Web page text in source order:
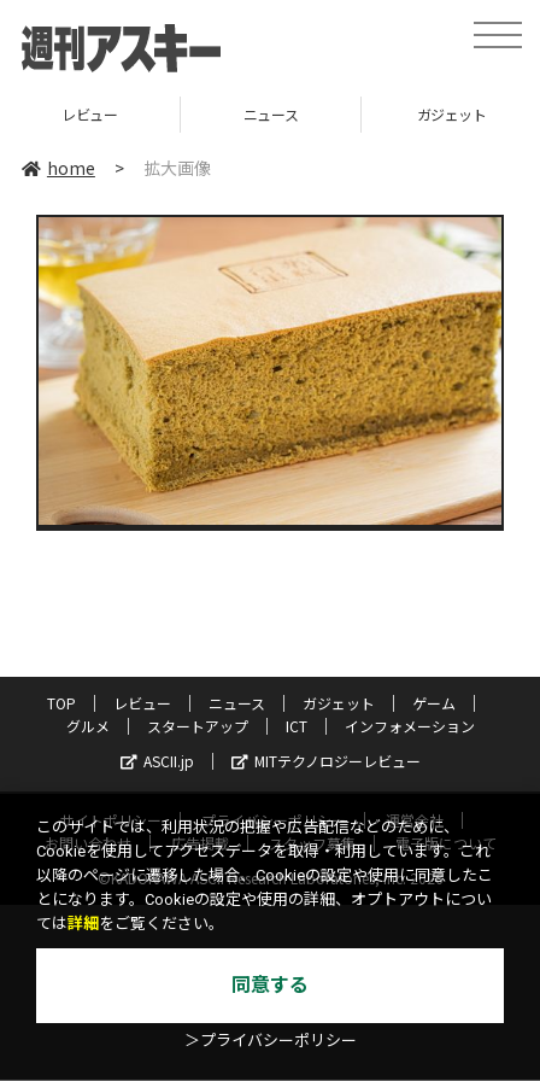
toggle
レビュー ニュース ガジェット
home > 拡大画像
TOP レビュー ニュース ガジェット
ゲーム
グルメ
スタートアップ ICT
インフォメーション
ASCII.jp
MITテクノロジーレビュー
サイトポリシー プライバシーポリシー
運営会社
お問い合わせ
広告掲載 スタッフ募集
電子版について
©KADOKAWA ASCII Research Laboratories, Inc. 2026
このサイトでは、利用状況の把握や広告配信などのために、
Cookieを使用してアクセスデータを取得・利用しています。これ
以降のページに遷移した場合、Cookieの設定や使用に同意したこ
とになります。Cookieの設定や使用の詳細、オプトアウトについ
ては詳細 をご覧ください。
同意する
＞プライバシーポリシー